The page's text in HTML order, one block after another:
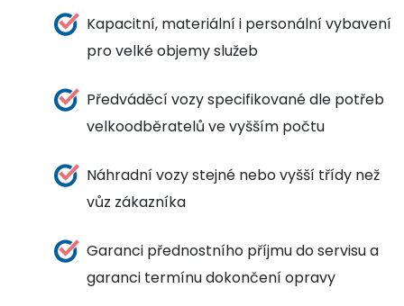
Kapacitní, materiální i personální vybavení
pro velké objemy služeb
Předváděcí vozy specifikované dle potřeb
velkoodběratelů ve vyšším počtu
Náhradní vozy stejné nebo vyšší třídy než
vůz zákazníka
Garanci přednostního příjmu do servisu a
garanci termínu dokončení opravy